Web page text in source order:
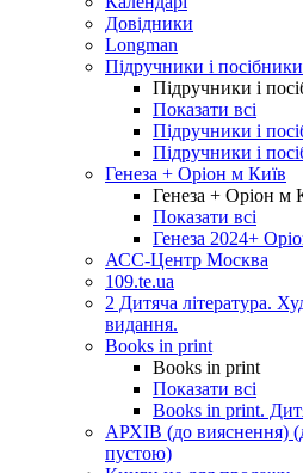
Довідники
Longman
Підручники і посібники
Підручники і
Показати всі
Підручники і
Підручники і
Генеза + Оріон м Київ
Генеза + Оріон м
Показати всі
Генеза 2024+
АСС-Центр Москва
109.te.ua
2 Дитяча література.
видання.
Books in print
Books in print
Показати всі
Books in print.
АРХІВ (до вияснення)
пустою)